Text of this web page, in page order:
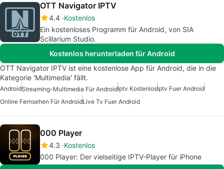
OTT Navigator IPTV
4.4 Kostenlos
Ein kostenloses Programm für Android, von SIA
Scillarium Studio.
Kostenlos herunterladen für Android
OTT Navigator IPTV ist eine kostenlose App für Android, die in die
Kategorie 'Multimedia' fällt.
AndroidStreaming-Multimedia Für AndroidIptv KostenlosIptv Fuer Android
Online Fernsehen Für AndroidLive Tv Fuer Android
000 Player
4.3 Kostenlos
000 Player: Der vielseitige IPTV-Player für iPhone